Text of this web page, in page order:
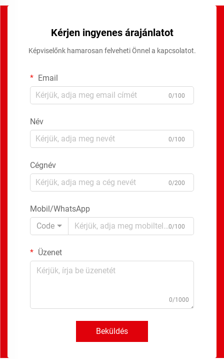
Kérjen ingyenes árajánlatot
Képviselőnk hamarosan felveheti Önnel a kapcsolatot.
Email
0/100
Név
0/100
Cégnév
0/200
Mobil/WhatsApp
Code
0/100
Üzenet
0/1000
Beküldés